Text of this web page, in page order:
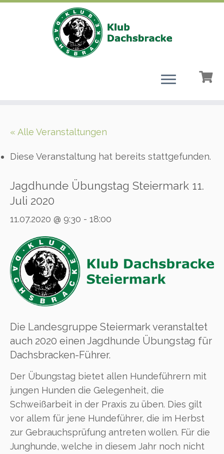
« Alle Veranstaltungen
Diese Veranstaltung hat bereits stattgefunden.
Jagdhunde Übungstag Steiermark 11.
Juli 2020
11.07.2020 @ 9:30 - 18:00
Die Landesgruppe Steiermark veranstaltet
auch 2020 einen Jagdhunde Übungstag für
Dachsbracken-Führer.
Der Übungstag bietet allen Hundeführern mit
jungen Hunden die Gelegenheit, die
Schweißarbeit in der Praxis zu üben. Dies gilt
vor allem für jene Hundeführer, die im Herbst
zur Gebrauchsprüfung antreten wollen. Für die
Junghunde, welche in diesem Jahr noch nicht